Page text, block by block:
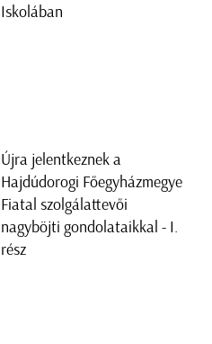
Iskolában
Újra jelentkeznek a
Hajdúdorogi Főegyházmegye
Fiatal szolgálattevői
nagyböjti gondolataikkal - I.
rész